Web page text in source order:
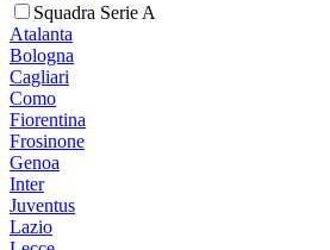
Squadra Serie A
Atalanta
Bologna
Cagliari
Como
Fiorentina
Frosinone
Genoa
Inter
Juventus
Lazio